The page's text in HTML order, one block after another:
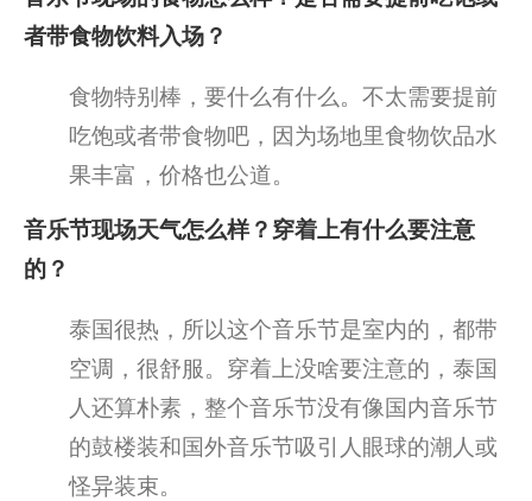
者带食物饮料入场？
食物特别棒，要什么有什么。不太需要提前
吃饱或者带食物吧，因为场地里食物饮品水
果丰富，价格也公道。
音乐节现场天气怎么样？穿着上有什么要注意
的？
泰国很热，所以这个音乐节是室内的，都带
空调，很舒服。穿着上没啥要注意的，泰国
人还算朴素，整个音乐节没有像国内音乐节
的鼓楼装和国外音乐节吸引人眼球的潮人或
怪异装束。